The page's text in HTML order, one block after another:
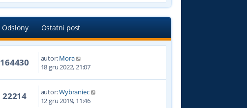
Odsłony Ostatni post
164430 autor:Mora
18 gru 2022, 21:07
22214 autor:Wybraniec
12 gru 2019, 11:46